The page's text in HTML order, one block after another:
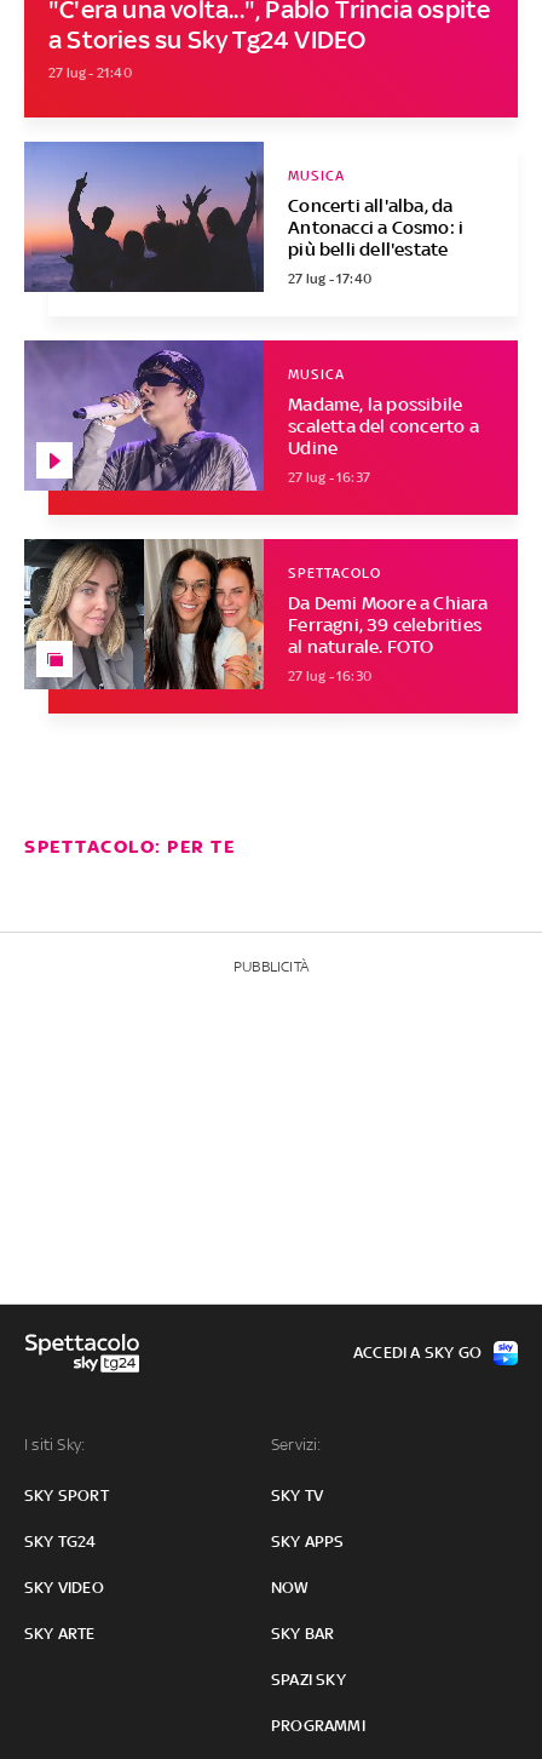
"C'era una volta...", Pablo Trincia ospite
a Stories su Sky Tg24 VIDEO
27 lug - 21:40
Concerti all'alba, da
Antonacci a Cosmo: i
più belli dell'estate
MUSICA
27 lug - 17:40
Madame, la possibile
scaletta del concerto a
Udine
MUSICA
27 lug - 16:37
Da Demi Moore a Chiara
Ferragni, 39 celebrities
al naturale. FOTO
SPETTACOLO
27 lug - 16:30
SPETTACOLO: PER TE
PUBBLICITÀ
I siti Sky:
SKY SPORT
SKY TG24
SKY VIDEO
SKY ARTE
Servizi:
SKY TV
SKY APPS
NOW
SKY BAR
SPAZI SKY
PROGRAMMI
ACCEDI A SKY GO